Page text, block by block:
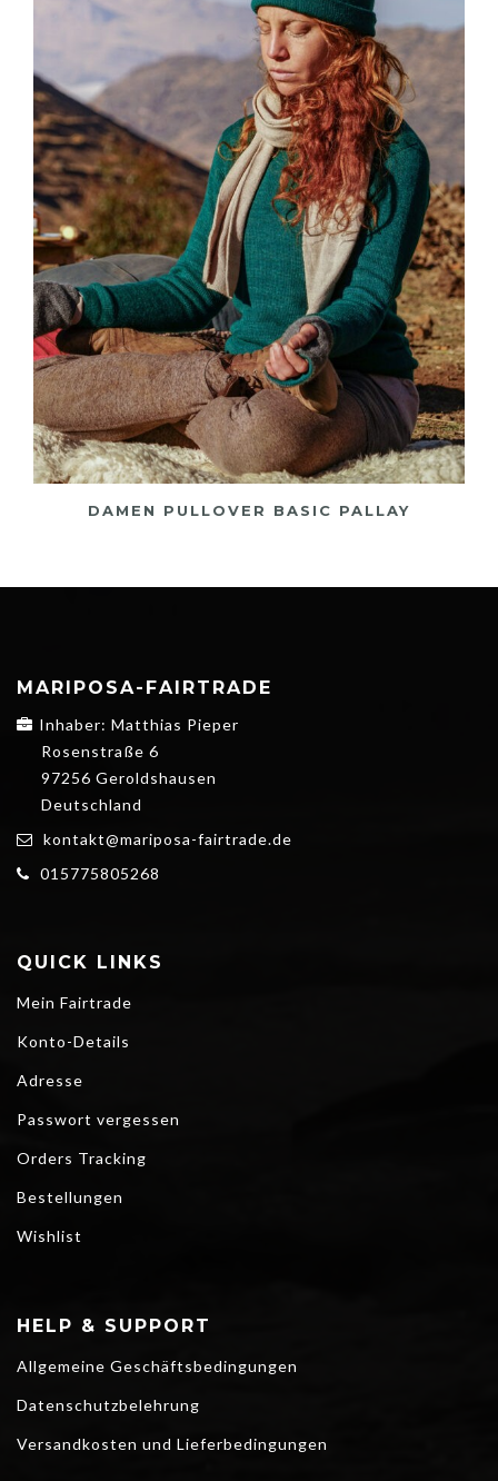
DAMEN PULLOVER BASIC PALLAY
MARIPOSA-FAIRTRADE
Inhaber: Matthias Pieper
Rosenstraße 6
97256 Geroldshausen
Deutschland
kontakt@mariposa-fairtrade.de
015775805268
QUICK LINKS
Mein Fairtrade
Konto-Details
Adresse
Passwort vergessen
Orders Tracking
Bestellungen
Wishlist
HELP & SUPPORT
Allgemeine Geschäftsbedingungen
Datenschutzbelehrung
Versandkosten und Lieferbedingungen